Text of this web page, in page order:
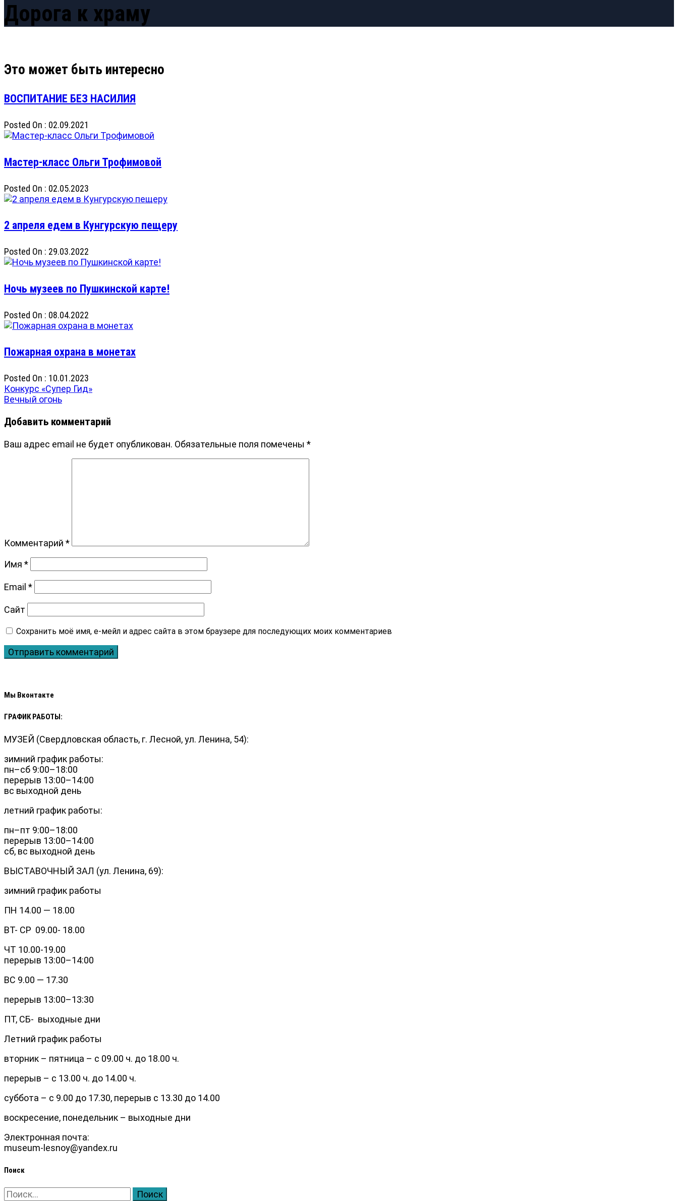
Дорога к храму
ВОСПИТАНИЕ БЕЗ НАСИЛИЯ
Posted On : 02.09.2021
Мастер-класс Ольги Трофимовой
Posted On : 02.05.2023
2 апреля едем в Кунгурскую пещеру
Posted On : 29.03.2022
Ночь музеев по Пушкинской карте!
Posted On : 08.04.2022
Пожарная охрана в монетах
Posted On : 10.01.2023
Навигация
по
записям
Previous
post:
Конкурс «Супер Гид»
Next
Вечный огонь
Добавить комментарий
Ваш адрес email не будет опубликован. Обязательные поля помечены *
Комментарий *
Имя *
Email *
Сайт
Мы Вконтакте
ГРАФИК РАБОТЫ:
МУЗЕЙ (Свердловская область, г. Лесной, ул. Ленина, 54):
зимний график работы:
пн–сб 9:00–18:00
перерыв 13:00–14:00
вс выходной день
летний график работы:
пн–пт 9:00–18:00
перерыв 13:00–14:00
сб, вс выходной день
ВЫСТАВОЧНЫЙ ЗАЛ (ул. Ленина, 69):
зимний график работы
ПН 14.00 — 18.00
ВТ- СР 09.00- 18.00
ЧТ 10.00-19.00
перерыв 13:00–14:00
ВС 9.00 — 17.30
перерыв 13:00–13:30
ПТ, СБ- выходные дни
Летний график работы
вторник – пятница – с 09.00 ч. до 18.00 ч.
перерыв – с 13.00 ч. до 14.00 ч.
суббота – с 9.00 до 17.30, перерыв с 13.30 до 14.00
воскресение, понедельник – выходные дни
Электронная почта:
museum-lesnoy@yandex.ru
Поиск
Найти: